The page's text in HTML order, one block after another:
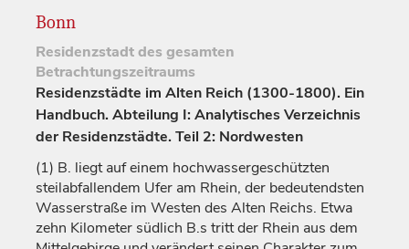
Bonn
Residenzstadtdes gesamten
Betrachtungszeitraums
Residenzstädte im Alten Reich (1300-1800). Ein
Handbuch. Abteilung I: Analytisches Verzeichnis
der Residenzstädte. Teil 2: Nordwesten
(1) B. liegt auf einem hochwassergeschützten
steilabfallendem Ufer am Rhein, der bedeutendsten
Wasserstraße im Westen des Alten Reichs. Etwa
zehn Kilometer südlich B.s tritt der Rhein aus dem